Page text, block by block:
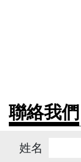
聯絡我們
姓名